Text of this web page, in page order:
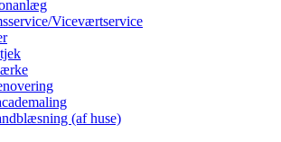
Viceværtservice
(af huse)